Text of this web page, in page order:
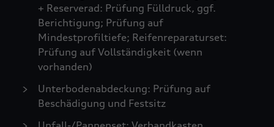
+ Reserverad: Prüfung Fülldruck, ggf.
Berichtigung; Prüfung auf
Mindestprofiltiefe; Reifenreparaturset:
Prüfung auf Vollständigkeit (wenn
vorhanden)
Unterbodenabdeckung: Prüfung auf
Beschädigung und Festsitz